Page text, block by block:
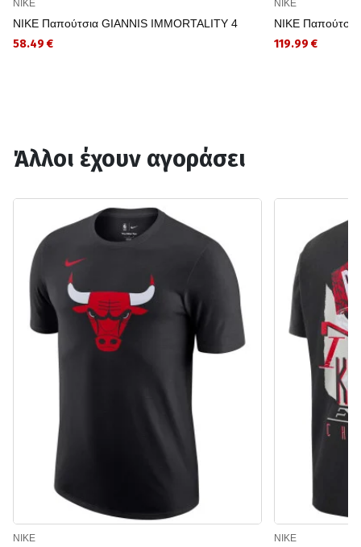
NIKE
NIKE Παπούτσια GIANNIS IMMORTALITY 4
58.49 €
NIKE
NIKE
119.99 €
Άλλοι έχουν αγοράσει
NIKE NIKE